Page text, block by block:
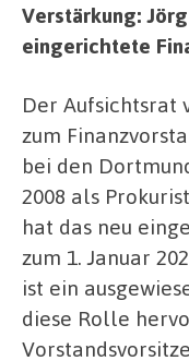
Verstärkung:
eingerichtete
Der Aufsichtsrat
zum
bei den
2008 als
hat das neu
zum 1. Januar
ist ein
diese Rolle